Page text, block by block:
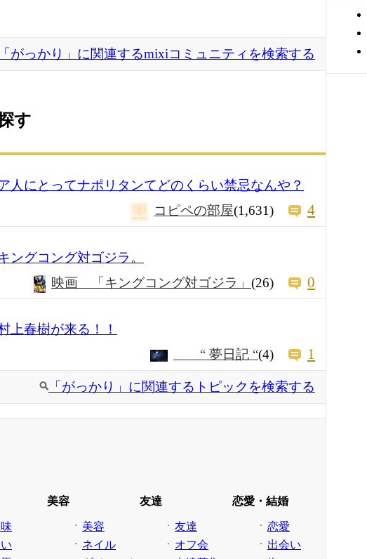
「がっかり」に関連するmixiコミュニティを検索する
す
人にとってナポリタンてどのくらい禁忌なんや？
コピペの部屋(1,631) 4
グコング対ゴジラ。
映画 「キングコング対ゴジラ」 (26) 0
上春樹が来る！！
“ 夢日記 “(4) 1
「がっかり」に関連するトピックを検索する
美容
美容
ネイル
友達
友達
オフ会
恋愛・結婚
恋愛
出会い